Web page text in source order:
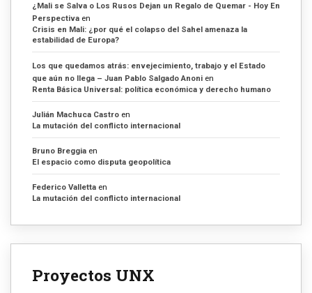
¿Mali se Salva o Los Rusos Dejan un Regalo de Quemar - Hoy En
Perspectiva en
Crisis en Mali: ¿por qué el colapso del Sahel amenaza la
estabilidad de Europa?
Los que quedamos atrás: envejecimiento, trabajo y el Estado
que aún no llega – Juan Pablo Salgado Anoni en
Renta Básica Universal: política económica y derecho humano
Julián Machuca Castro en
La mutación del conflicto internacional
Bruno Breggia en
El espacio como disputa geopolítica
Federico Valletta en
La mutación del conflicto internacional
Proyectos UNX